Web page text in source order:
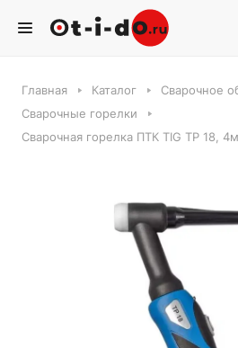
Главная Каталог
Сварочное
Сварочные горелки
Сварочная горелка ПТК TIG TP 18,